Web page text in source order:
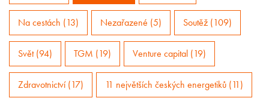
Na cestách (13) Nezařazené (5) Soutěž (109)
Svět (94) TGM (19) Venture capital (19)
Zdravotnictví (17) 11 největších českých energetiků (11)